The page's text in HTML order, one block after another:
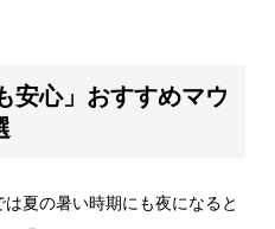
安心」おすすめマウ
夏の暑い時期にも夜になると